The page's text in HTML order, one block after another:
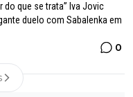
do que se trata” Iva Jovic
duelo com Sabalenka em
0